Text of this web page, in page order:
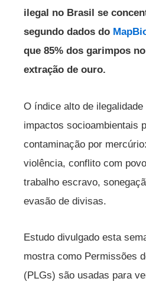
ilegal no Brasil se
segundo dados do
que 85% dos garimpos
extração de ouro.
O índice alto de
impactos socioambientais
contaminação por
violência, conflito com
trabalho escravo,
evasão de divisas.
Estudo divulgado esta
mostra como Permissões
(PLGs) são usadas para